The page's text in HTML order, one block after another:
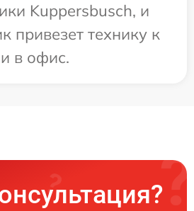
Kuppersbusch, и
привезет технику к
в офис.